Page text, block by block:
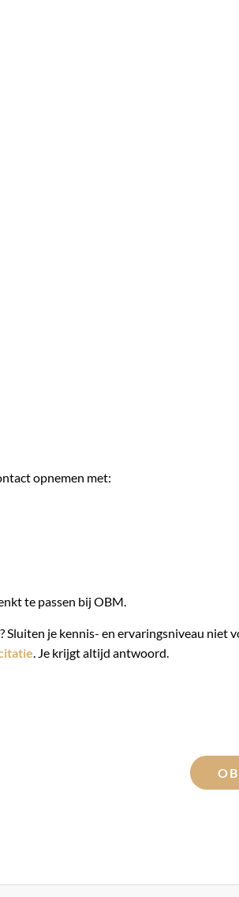
opnemen met:
te passen bij OBM.
Sluiten je kennis- en ervaringsniveau niet
. Je krijgt altijd antwoord.